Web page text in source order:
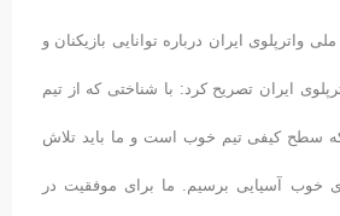
واترپلوی ایران درباره توانایی بازیکنان و
ایران تصریح کرد: با شناختی که از تیم
که سطح کیفی تیم خوب است و ما باید تلاش
خوب آسیایی برسیم. ما برای موفقیت در